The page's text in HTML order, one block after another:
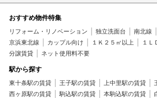
おすすめ物件特集
リフォーム・リノベーション 独立洗面台 南北線
京浜東北線
カップル向け １Ｋ２５㎡以上
１Ｌ
分譲賃貸
ネット使用料不要
駅から探す
東十条駅の賃貸 王子駅の賃貸 上中里駅の賃貸
西ヶ原駅の賃貸
駒込駅の賃貸 本駒込駅の賃貸